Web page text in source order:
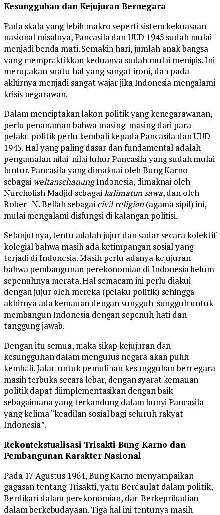
Kesungguhan dan Kejujuran Bernegara
Pada skala yang lebih makro seperti sistem kekuasaan
nasional misalnya, Pancasila dan UUD 1945 sudah mulai
menjadi benda mati. Semakin hari, jumlah anak bangsa
yang mempraktikkan keduanya sudah mulai menipis. Ini
merupakan suatu hal yang sangat ironi, dan pada
akhirnya menjadi sangat wajar jika Indonesia mengalami
krisis negarawan.
Dalam menciptakan lakon politik yang kenegarawanan,
perlu penanaman bahwa masing-masing dari para
pelaku politik perlu kembali kepada Pancasila dan UUD
1945. Hal yang paling dasar dan fundamental adalah
pengamalan nilai-nilai luhur Pancasila yang sudah mulai
luntur. Pancasila yang dimaknai oleh Bung Karno
sebagai weltanschauungIndonesia, dimaknai oleh
Nurcholish Madjid sebagaikalimatun sawa, dan oleh
Robert N. Bellah sebagai civil religion(agama sipil) ini,
mulai mengalami disfungsi di kalangan politisi.
Selanjutnya, tentu adalah jujur dan sadar secara kolektif
kolegial bahwa masih ada ketimpangan sosial yang
terjadi di Indonesia. Masih perlu adanya kejujuran
bahwa pembangunan perekonomian di Indonesia belum
sepenuhnya merata. Hal semacam ini perlu diakui
dengan jujur oleh mereka (pelaku politik) sehingga
akhirnya ada kemauan dengan sungguh-sungguh untuk
membangun Indonesia dengan sepenuh hati dan
tanggung jawab.
Dengan itu semua, maka sikap kejujuran dan
kesungguhan dalam mengurus negara akan pulih
kembali. Jalan untuk pemulihan kesungguhan bernegara
masih terbuka secara lebar, dengan syarat kemauan
politik dapat diimplementasikan dengan baik
sebagaimana yang terkandung dalam bunyi Pancasila
yang kelima “keadilan sosial bagi seluruh rakyat
Indonesia”.
Rekontekstualisasi Trisakti Bung Karno dan
Pembangunan Karakter Nasional
Pada 17 Agustus 1964, Bung Karno menyampaikan
gagasan tentang Trisakti, yaitu Berdaulat dalam politik,
Berdikari dalam perekonomian, dan Berkepribadian
dalam berkebudayaan. Tiga hal ini tentunya masih